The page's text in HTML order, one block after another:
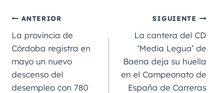
e
b
o
o
k
l
m
g
A
p
a
rt
ir
ANTERIOR
La provincia de
Córdoba registra en
mayo un nuevo
descenso del
desempleo con 780
SIGUIENTE
La cantera del CD
‘Media Legua’ de
Baena deja su huella
en el Campeonato de
España de Carreras